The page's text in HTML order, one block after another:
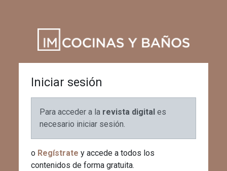
Iniciar sesión
Para acceder a la revista digital es
necesario iniciar sesión.
o Regístrate y accede a todos los
contenidos de forma gratuita.